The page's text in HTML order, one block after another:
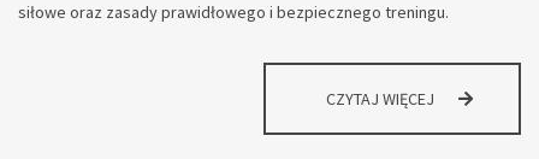
siłowe oraz zasady prawidłowego i bezpiecznego treningu.
CZYTAJ WIĘCEJ AKTYWNOŚĆ,